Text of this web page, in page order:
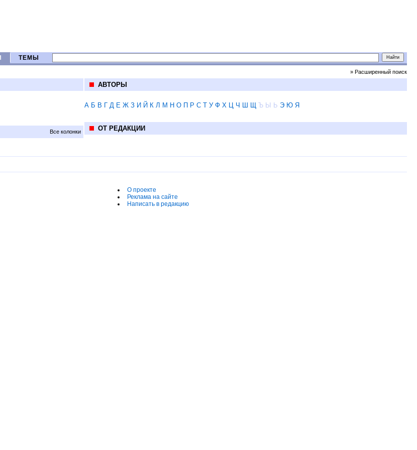
ТЕМЫ
» Расширенный поиск
Все колонки
АВТОРЫ
А Б В Г Д Е Ж З И Й К Л М Н О П Р С Т У Ф Х Ц Ч Ш Щ Ъ Ы Ь Э Ю Я
ОТ РЕДАКЦИИ
О проекте
Реклама на сайте
Написать в редакцию